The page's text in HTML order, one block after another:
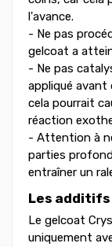
l'avance.
- Ne pas
gelcoat a
- Ne pas
appliqué avant
cela pourrait
réaction
- Attention à
parties
entraîner un
Les
Le gelcoat
uniquement